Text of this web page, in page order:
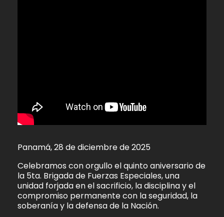
Panamá, 28 de diciembre de 2025
Celebramos con orgullo el quinto aniversario de
la 5ta. Brigada de Fuerzas Especiales, una
unidad forjada en el sacrificio, la disciplina y el
compromiso permanente con la seguridad, la
soberanía y la defensa de la Nación.